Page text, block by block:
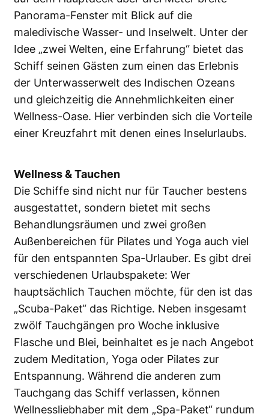
Panorama-Fenster mit Blick auf die
maledivische Wasser- und Inselwelt. Unter der
Idee „zwei Welten, eine Erfahrung“ bietet das
Schiff seinen Gästen zum einen das Erlebnis
der Unterwasserwelt des Indischen Ozeans
und gleichzeitig die Annehmlichkeiten einer
Wellness-Oase. Hier verbinden sich die Vorteile
einer Kreuzfahrt mit denen eines Inselurlaubs.
Wellness & Tauchen
Die Schiffe sind nicht nur für Taucher bestens
ausgestattet, sondern bietet mit sechs
Behandlungsräumen und zwei großen
Außenbereichen für Pilates und Yoga auch viel
für den entspannten Spa-Urlauber. Es gibt drei
verschiedenen Urlaubspakete: Wer
hauptsächlich Tauchen möchte, für den ist das
„Scuba-Paket“ das Richtige. Neben insgesamt
zwölf Tauchgängen pro Woche inklusive
Flasche und Blei, beinhaltet es je nach Angebot
zudem Meditation, Yoga oder Pilates zur
Entspannung. Während die anderen zum
Tauchgang das Schiff verlassen, können
Wellnessliebhaber mit dem „Spa-Paket“ rundum